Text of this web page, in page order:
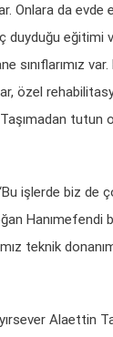
Onlara da
duyduğu eğitimi
sınıflarımız
özel
tutun
işlerde biz de
teknik
Alaettin